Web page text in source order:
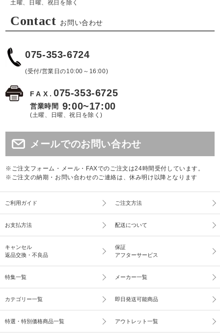
土曜、日曜、祝日を除く
Contact お問い合わせ
075-353-6724
(受付/営業日の10:00～16:00)
FAX.075-353-6725
営業時間 9:00~17:00
(土曜、日曜、祝日を除く)
メールでのお問い合わせ
※ご注文フォーム・メール・FAXでのご注文は24時間受付しています。
※ご注文の納期・お問い合わせのご連絡は、休み明け以降となります
ご利用ガイド ご注文方法
お支払方法 配送について
キャンセル
返品交換・不良品
保証
アフターサービス
特集一覧 メーカー一覧
カテゴリー一覧 即日発送可能商品
特選・特別価格商品一覧 アウトレット一覧